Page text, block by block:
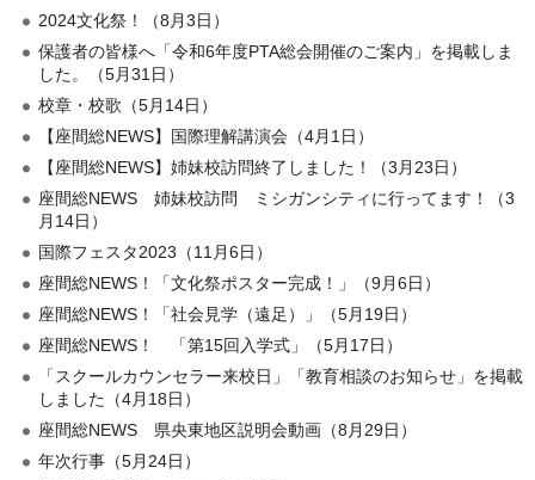
2024文化祭！（8月3日）
保護者の皆様へ「令和6年度PTA総会開催のご案内」を掲載しま
した。（5月31日）
校章・校歌（5月14日）
【座間総NEWS】国際理解講演会（4月1日）
【座間総NEWS】姉妹校訪問終了しました！（3月23日）
座間総NEWS 姉妹校訪問 ミシガンシティに行ってます！（3
月14日）
国際フェスタ2023（11月6日）
座間総NEWS！「文化祭ポスター完成！」（9月6日）
座間総NEWS！「社会見学（遠足）」（5月19日）
座間総NEWS！ 「第15回入学式」（5月17日）
「スクールカウンセラー来校日」「教育相談のお知らせ」を掲載
しました（4月18日）
座間総NEWS 県央東地区説明会動画（8月29日）
年次行事（5月24日）